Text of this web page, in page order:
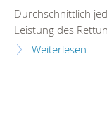
Durchschnittlich
Leistung des
Weiterlesen